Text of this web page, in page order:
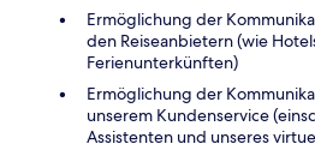
Ermöglichung der
den Reiseanbietern (wie
Ferienunterkünften)
Ermöglichung der
unserem Kundenservice
Assistenten und unseres